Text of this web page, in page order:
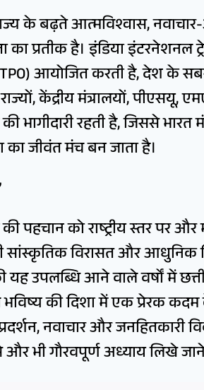
के बढ़ते आत्मविश्वास,
का प्रतीक है। इंडिया इंटरनेशनल
आयोजित करती है, देश के
केंद्रीय मंत्रालयों, पीएसयू,
की भागीदारी रहती है, जिससे
का जीवंत मंच बन जाता है।
पहचान को राष्ट्रीय स्तर पर
सांस्कृतिक विरासत और
उपलब्धि आने वाले वर्षों में
की दिशा में एक प्रेरक कदम
नवाचार और जनहितकारी
भी गौरवपूर्ण अध्याय लिखे जाने